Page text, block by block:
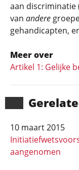
10 maart 2015
aangenomen
aan discriminatie
van andere
gehandicapten,
Meer over
Artikel 1: Gelijke